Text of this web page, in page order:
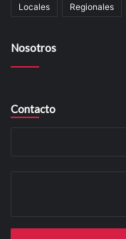
Locales Regionales
Nosotros
Contacto